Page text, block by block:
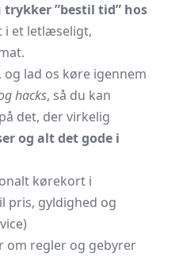
”bestil tid” hos
i et letlæseligt,
lad os køre igennem
hacks, så du kan
det, der virkelig
og alt det gode i
kørekort i
pris, gyldighed og
om regler og gebyrer